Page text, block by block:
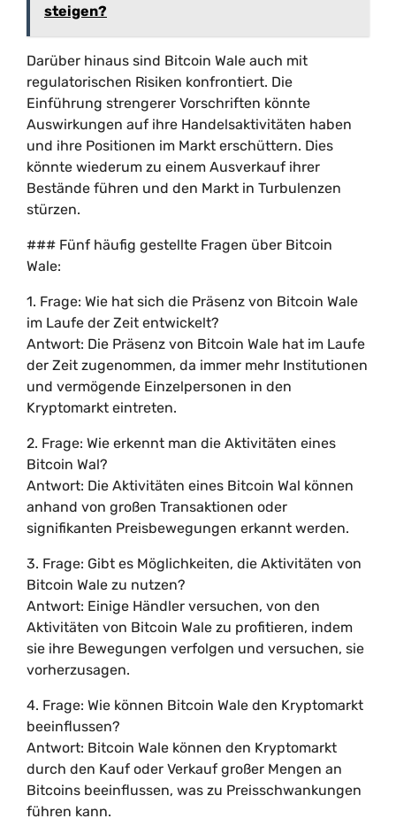
steigen?
Darüber hinaus sind Bitcoin Wale auch mit
regulatorischen Risiken konfrontiert. Die
Einführung strengerer Vorschriften könnte
Auswirkungen auf ihre Handelsaktivitäten haben
und ihre Positionen im Markt erschüttern. Dies
könnte wiederum zu einem Ausverkauf ihrer
Bestände führen und den Markt in Turbulenzen
stürzen.
### Fünf häufig gestellte Fragen über Bitcoin
Wale:
1. Frage: Wie hat sich die Präsenz von Bitcoin Wale
im Laufe der Zeit entwickelt?
Antwort: Die Präsenz von Bitcoin Wale hat im Laufe
der Zeit zugenommen, da immer mehr Institutionen
und vermögende Einzelpersonen in den
Kryptomarkt eintreten.
2. Frage: Wie erkennt man die Aktivitäten eines
Bitcoin Wal?
Antwort: Die Aktivitäten eines Bitcoin Wal können
anhand von großen Transaktionen oder
signifikanten Preisbewegungen erkannt werden.
3. Frage: Gibt es Möglichkeiten, die Aktivitäten von
Bitcoin Wale zu nutzen?
Antwort: Einige Händler versuchen, von den
Aktivitäten von Bitcoin Wale zu profitieren, indem
sie ihre Bewegungen verfolgen und versuchen, sie
vorherzusagen.
4. Frage: Wie können Bitcoin Wale den Kryptomarkt
beeinflussen?
Antwort: Bitcoin Wale können den Kryptomarkt
durch den Kauf oder Verkauf großer Mengen an
Bitcoins beeinflussen, was zu Preisschwankungen
führen kann.